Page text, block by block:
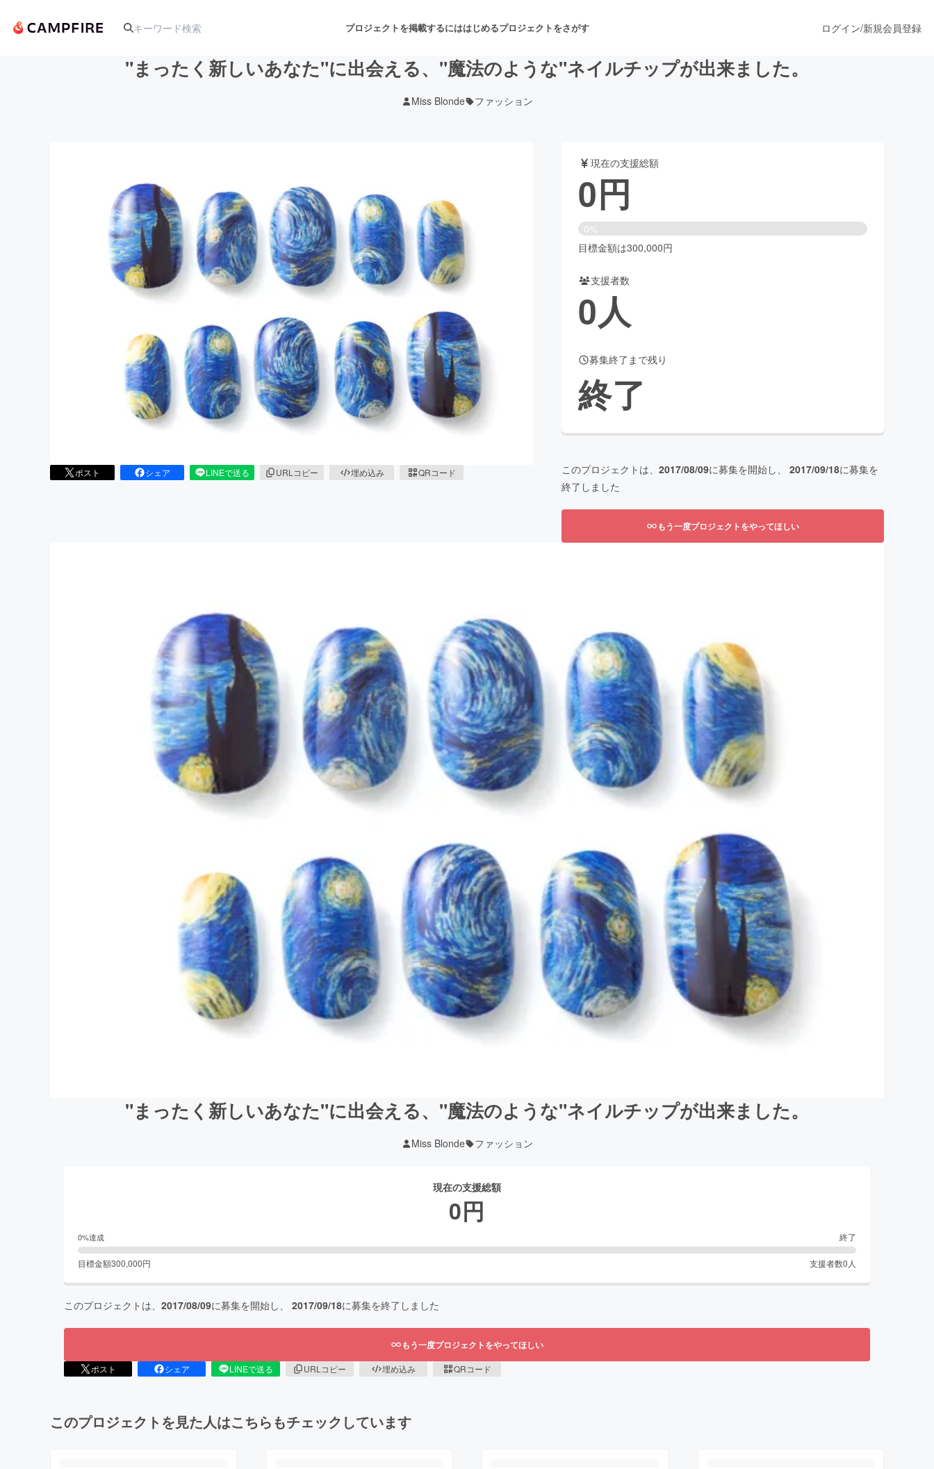
プロジェクトを掲載するにははじめるプロジェクトをさがす
舞台・パフォーマンス
テクノロジー・ガジェット ゲーム・サービス開発
映像・映画 書籍・雑誌出版
ビジネス・起業 チャレンジ ビューティー・ヘルスケア
まちづくり・地域活性化
CAMPFIRE for Social Good
CAMPFIREふるさと納税machi-ya
ログイン/新規会員登録
"まったく新しいあなた"に出会える、"魔法のような"ネイルチップが出来ました。
Miss Blonde ファッション
ポスト シェア LINEで送る URLコピー 埋め込み QRコード
現在の支援総額
0円
0%
目標金額は300,000円
支援者数
0人
募集終了まで残り
終了
このプロジェクトは、 2017/08/09に募集を開始し、 2017/09/18に募集を
終了しました
もう一度プロジェクトをやってほしい
"まったく新しいあなた"に出会える、"魔法のような"ネイルチップが出来ました。
Miss Blonde ファッション
現在の支援総額
0円
0%達成 終了
目標金額300,000円 支援者数0 人
このプロジェクトは、 2017/08/09に募集を開始し、 2017/09/18に募集を終了しました
もう一度プロジェクトをやってほしい
ポスト シェア LINEで送る URLコピー 埋め込み QRコード
このプロジェクトを見た人はこちらもチェックしています